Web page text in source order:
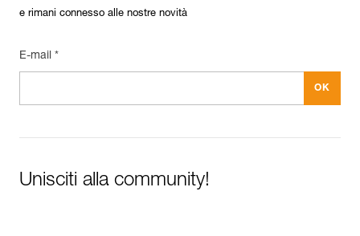
e rimani connesso alle nostre novità
E-mail *
Unisciti alla community!